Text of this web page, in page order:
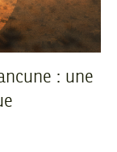
: une